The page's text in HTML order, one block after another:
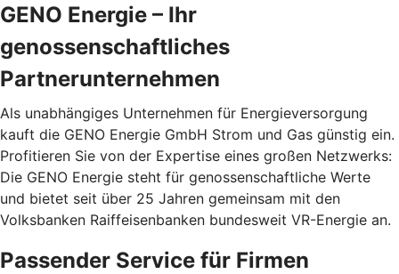
GENO Energie – Ihr
genossenschaftliches
Partnerunternehmen
Als unabhängiges Unternehmen für Energieversorgung
kauft die GENO Energie GmbH Strom und Gas günstig ein.
Profitieren Sie von der Expertise eines großen Netzwerks:
Die GENO Energie steht für genossenschaftliche Werte
und bietet seit über 25 Jahren gemeinsam mit den
Volksbanken Raiffeisenbanken bundesweit VR-Energie an.
Passender Service für Firmen